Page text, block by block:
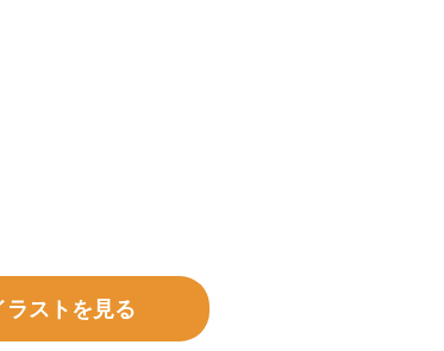
ラストを見る